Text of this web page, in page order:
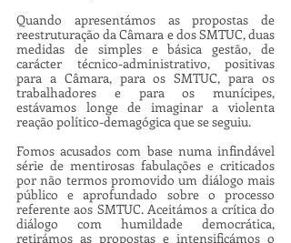
Quando apresentámos as propostas de
reestruturação da Câmara e dos SMTUC, duas
medidas de simples e básica gestão, de
carácter técnico-administrativo, positivas
para a Câmara, para os SMTUC, para os
trabalhadores e para os munícipes,
estávamos longe de imaginar a violenta
reação político-demagógica que se seguiu.
Fomos acusados com base numa infindável
série de mentirosas fabulações e criticados
por não termos promovido um diálogo mais
público e aprofundado sobre o processo
referente aos SMTUC. Aceitámos a crítica do
diálogo com humildade democrática,
retirámos as propostas e intensificámos o